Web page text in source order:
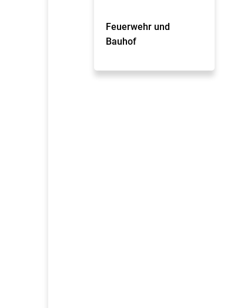
Feuerwehr und
Bauhof